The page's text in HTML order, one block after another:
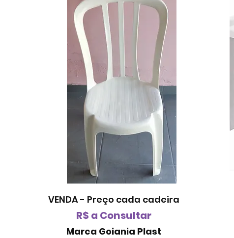
VENDA - Preço cada cadeira
R$ a Consultar
Marca Goiania Plast